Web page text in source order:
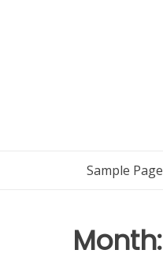
Sample Page
Month: